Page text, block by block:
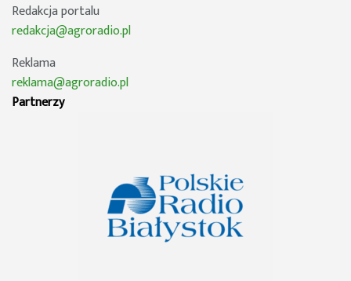
Redakcja portalu
redakcja@agroradio.pl
Reklama
reklama@agroradio.pl
Partnerzy